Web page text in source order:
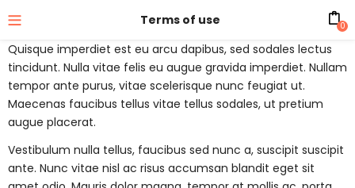
Terms of use 0
Quisque imperdiet est eu arcu dapibus, sed sodales lectus
tincidunt. Nulla vitae felis eu augue gravida imperdiet. Nullam
tempor ante purus, vitae scelerisque nunc feugiat ut.
Maecenas faucibus tellus vitae tellus sodales, ut pretium
augue placerat.
Vestibulum nulla tellus, faucibus sed nunc a, suscipit suscipit
ante. Nunc vitae nisl ac risus accumsan blandit eget sit